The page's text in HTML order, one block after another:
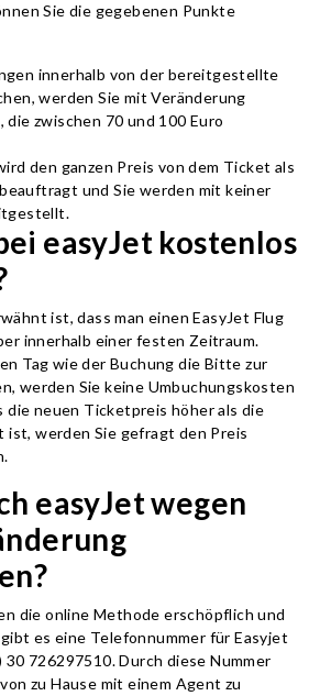
Sie die gegebenen Punkte
innerhalb von der bereitgestellte
werden Sie mit Veränderung
zwischen 70 und 100 Euro
den ganzen Preis von dem Ticket als
und Sie werden mit keiner
easyJet kostenlos
ist, dass man einen EasyJet Flug
innerhalb einer festen Zeitraum.
Tag wie der Buchung die Bitte zur
werden Sie keine Umbuchungskosten
die neuen Ticketpreis höher als die
werden Sie gefragt den Preis
easyJet wegen
die online Methode erschöpflich und
es eine Telefonnummer für Easyjet
30 726297510. Durch diese Nummer
zu Hause mit einem Agent zu